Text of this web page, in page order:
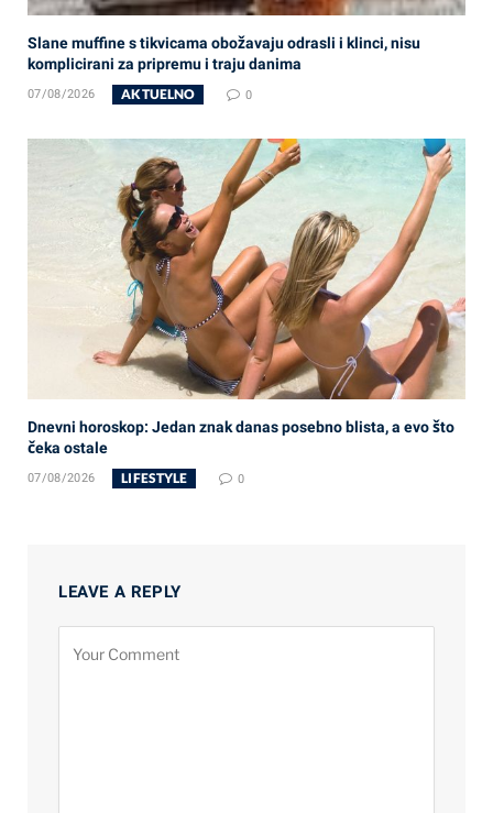
Slane muffine s tikvicama obožavaju odrasli i klinci, nisu
komplicirani za pripremu i traju danima
07/08/2026 AKTUELNO 0
Dnevni horoskop: Jedan znak danas posebno blista, a evo što
čeka ostale
07/08/2026 LIFESTYLE 0
LEAVE A REPLY